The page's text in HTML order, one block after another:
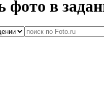
фото в